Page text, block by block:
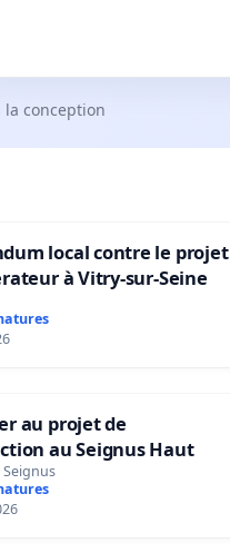
conception
local contre le projet
à Vitry-sur-Seine
au projet de
au Seignus Haut